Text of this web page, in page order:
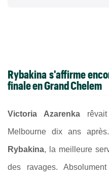
Rybakina s'affirme
finale en Grand Chelem
Victoria Azarenka
Melbourne dix ans
Rybakina, la meilleure
des ravages.